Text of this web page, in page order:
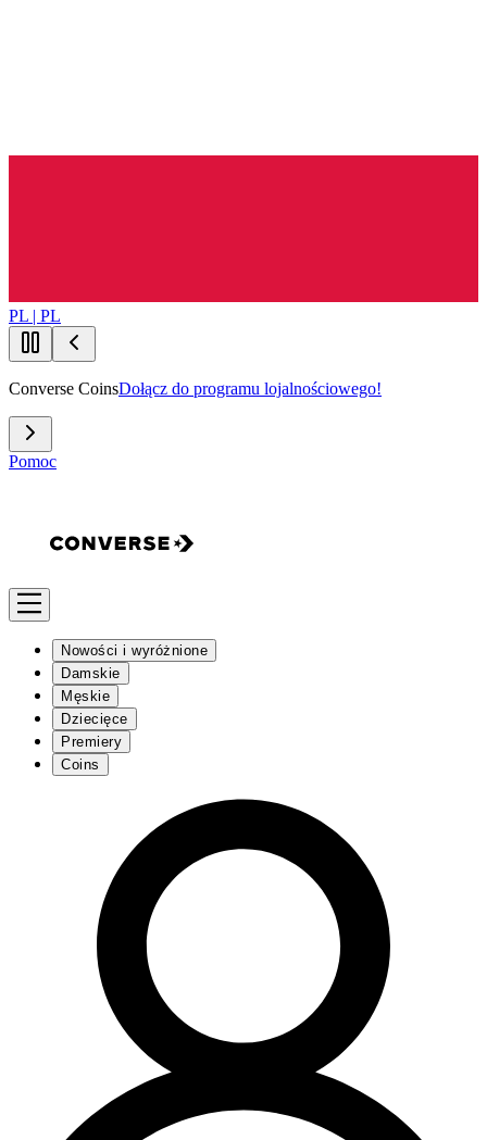
PL | PL
Converse CoinsDołącz do programu lojalnościowego!
Pomoc
Nowości i wyróżnione
Damskie
Męskie
Dziecięce
Premiery
Coins